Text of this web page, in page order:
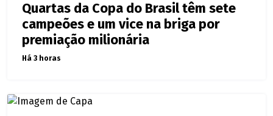
Quartas da Copa do Brasil têm sete
campeões e um vice na briga por
premiação milionária
Há 3 horas